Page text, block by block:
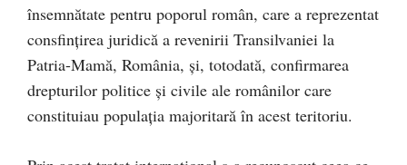
însemnătate pentru poporul român, care a reprezentat
consfințirea juridică a revenirii Transilvaniei la
Patria-Mamă, România, și, totodată, confirmarea
drepturilor politice și civile ale românilor care
constituiau populația majoritară în acest teritoriu.